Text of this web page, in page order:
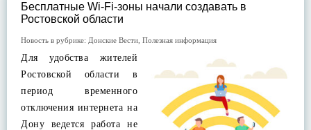
Бесплатные Wi-Fi-зоны начали создавать в
Ростовской области
Новость в рубрике: Донские Вести Полезная информация
Для удобства жителей
Ростовской области в
период временного
отключения интернета на
Дону ведется работа не